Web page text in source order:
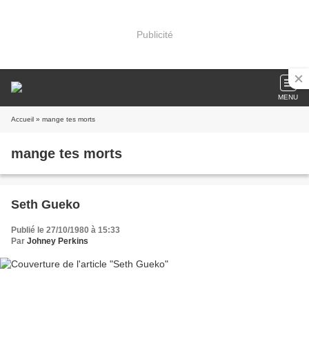
Publicité
MENU
Accueil » mange tes morts
mange tes morts
Seth Gueko
Publié le 27/10/1980 à 15:33
Par Johney Perkins